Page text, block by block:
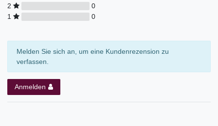
2
0
1
0
Melden Sie sich an, um eine Kundenrezension zu
verfassen.
Anmelden